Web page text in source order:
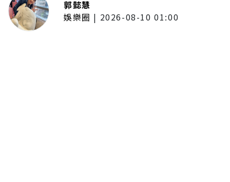
郭懿慧
娛樂圈 | 2026-08-10 01:00